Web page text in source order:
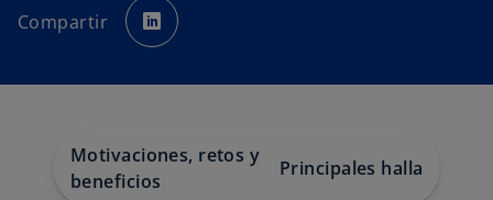
Compartir e
a
e
Motivaciones, retos y
beneficios
Principales hallazgos